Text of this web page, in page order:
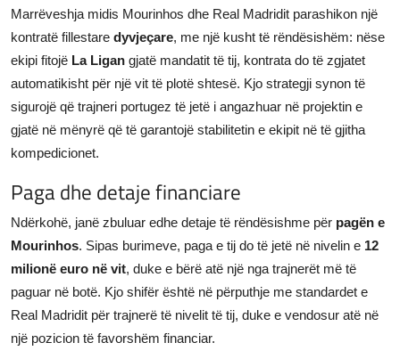
Marrëveshja midis Mourinhos dhe Real Madridit parashikon një
kontratë fillestare dyvjeçare, me një kusht të rëndësishëm: nëse
ekipi fitojë La Ligan gjatë mandatit të tij, kontrata do të zgjatet
automatikisht për një vit të plotë shtesë. Kjo strategji synon të
sigurojë që trajneri portugez të jetë i angazhuar në projektin e
gjatë në mënyrë që të garantojë stabilitetin e ekipit në të gjitha
kompedicionet.
Paga dhe detaje financiare
Ndërkohë, janë zbuluar edhe detaje të rëndësishme për pagën e
Mourinhos. Sipas burimeve, paga e tij do të jetë në nivelin e 12
milionë euro në vit, duke e bërë atë një nga trajnerët më të
paguar në botë. Kjo shifër është në përputhje me standardet e
Real Madridit për trajnerë të nivelit të tij, duke e vendosur atë në
një pozicion të favorshëm financiar.